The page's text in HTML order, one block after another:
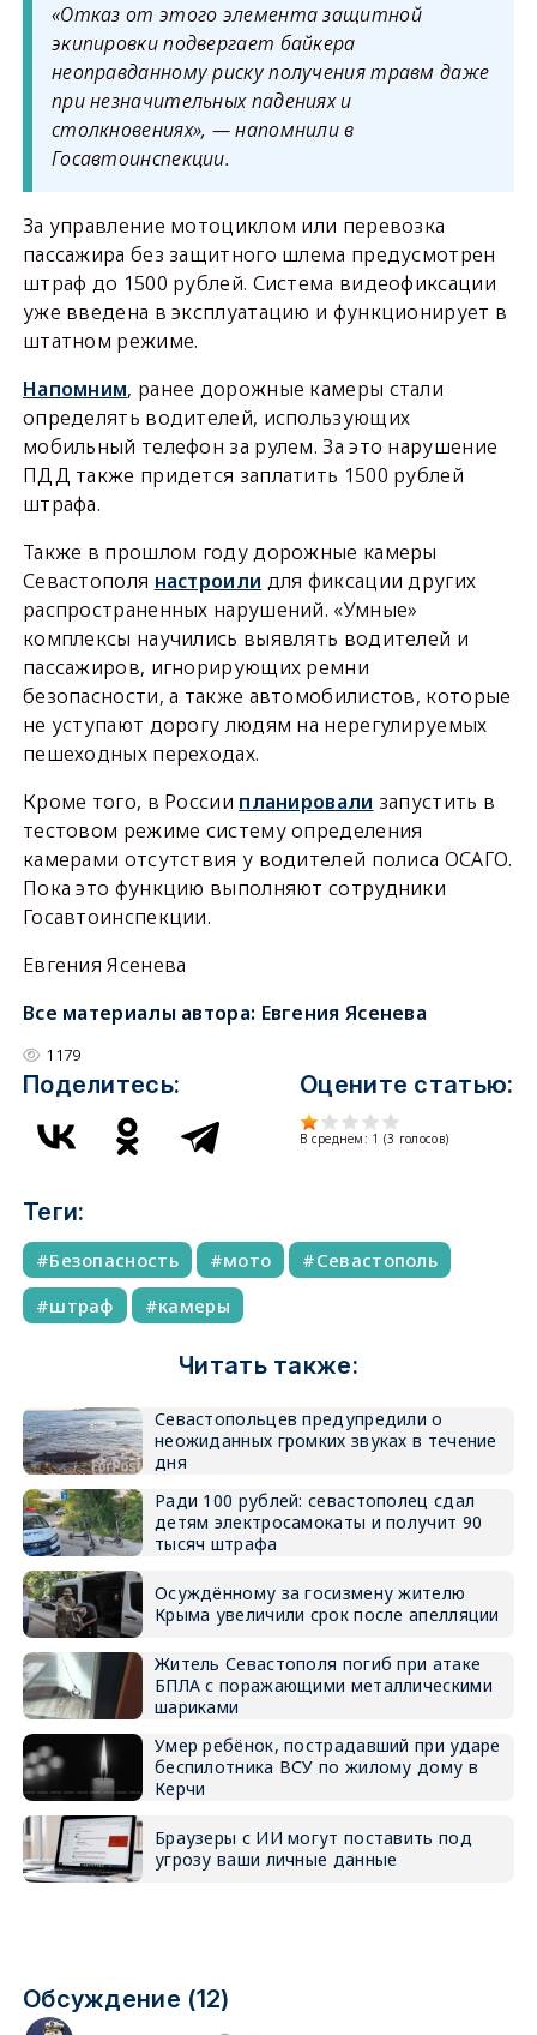
«Отказ от этого элемента защитной
экипировки подвергает байкера
неоправданному риску получения травм даже
при незначительных падениях и
столкновениях», — напомнили в
Госавтоинспекции.
За управление мотоциклом или перевозка
пассажира без защитного шлема предусмотрен
штраф до 1500 рублей. Система видеофиксации
уже введена в эксплуатацию и функционирует в
штатном режиме.
Напомним, ранее дорожные камеры стали
определять водителей, использующих
мобильный телефон за рулем. За это нарушение
ПДД также придется заплатить 1500 рублей
штрафа.
Также в прошлом году дорожные камеры
Севастополя настроили для фиксации других
распространенных нарушений. «Умные»
комплексы научились выявлять водителей и
пассажиров, игнорирующих ремни
безопасности, а также автомобилистов, которые
не уступают дорогу людям на нерегулируемых
пешеходных переходах.
Кроме того, в России планировали запустить в
тестовом режиме систему определения
камерами отсутствия у водителей полиса ОСАГО.
Пока это функцию выполняют сотрудники
Госавтоинспекции.
Евгения Ясенева
Все материалы автора: Евгения Ясенева
1179
Поделитесь: Оцените статью:
В среднем: 1 (3 голосов)
Теги:
Безопасность мото
Севастополь
штраф
камеры
Читать также:
Севастопольцев предупредили о
неожиданных громких звуках в течение
дня
Ради 100 рублей: севастополец сдал
детям электросамокаты и получит 90
тысяч штрафа
Осуждённому за госизмену жителю
Крыма увеличили срок после апелляции
Житель Севастополя погиб при атаке
БПЛА с поражающими металлическими
шариками
Умер ребёнок, пострадавший при ударе
беспилотника ВСУ по жилому дому в
Керчи
Браузеры с ИИ могут поставить под
угрозу ваши личные данные
Обсуждение (12)